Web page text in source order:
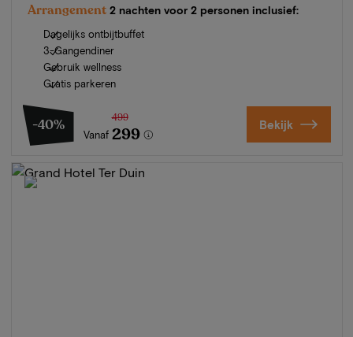
Arrangement 2 nachten voor 2 personen inclusief:
Dagelijks ontbijtbuffet
3-Gangendiner
Gebruik wellness
Gratis parkeren
-40%
Vanaf
499
299 Bekijk